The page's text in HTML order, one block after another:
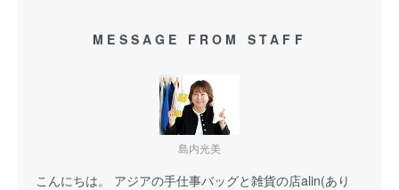
MESSAGE FROM STAFF
島内光美
こんにちは。 アジアの手仕事バッグと雑貨の店alin(あり